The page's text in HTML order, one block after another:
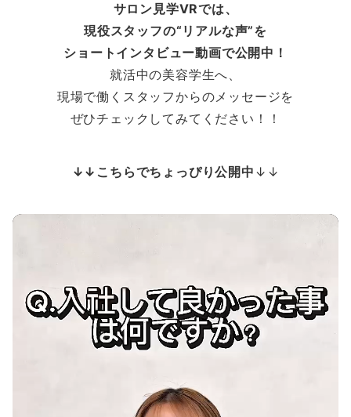
サロン見学VRでは、
現役スタッフの“リアルな声”を
ショートインタビュー動画で公開中！
就活中の美容学生へ、
現場で働くスタッフからのメッセージを
ぜひチェックしてみてください！！
↓↓こちらでちょっぴり公開中 ↓↓